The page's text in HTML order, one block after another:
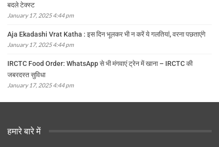
बदले टेक्स्ट
January 17, 2025 4:44 pm
Aja Ekadashi Vrat Katha : इस दिन भूलकर भी न करें ये गलतियां, वरना पछताएंगे
January 17, 2025 4:44 pm
IRCTC Food Order: WhatsApp से भी मंगवाएं ट्रेन में खाना – IRCTC की
जबरदस्त सुविधा
January 17, 2025 4:44 pm
हमारे बारे में